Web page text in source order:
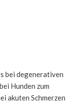
bei degenerativen
Hunden zum
akuten Schmerzen